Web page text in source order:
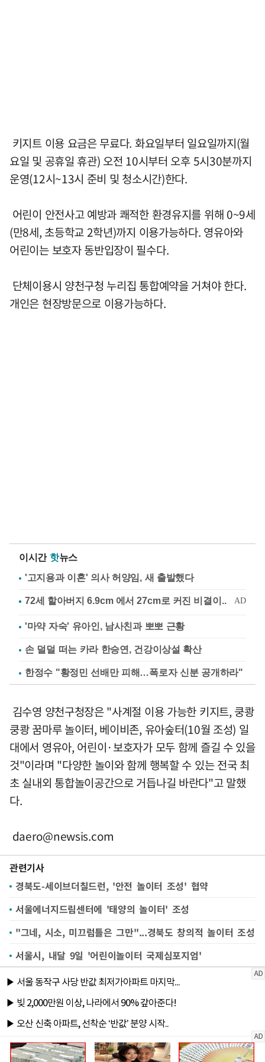
키지트 이용 요금은 무료다. 화요일부터 일요일까지(월
요일 및 공휴일 휴관) 오전 10시부터 오후 5시30분까지
운영(12시~13시 준비 및 청소시간)한다.
어린이 안전사고 예방과 쾌적한 환경유지를 위해 0~9세
(만8세, 초등학교 2학년)까지 이용가능하다. 영유아와
어린이는 보호자 동반입장이 필수다.
단체이용시 양천구청 누리집 통합예약을 거쳐야 한다.
개인은 현장방문으로 이용가능하다.
이시간 핫뉴스
'고지용과 이혼' 의사 허양임, 새 출발했다
'마약 자숙' 유아인, 남사친과 뽀뽀 근황
손 덜덜 떠는 카라 한승연, 건강이상설 확산
한정수 "황정민 선배만 피해…폭로자 신분 공개하라"
김수영 양천구청장은 "사계절 이용 가능한 키지트, 쿵쾅
쿵쾅 꿈마루 놀이터, 베이비존, 유아숲터(10월 조성) 일
대에서 영유아, 어린이·보호자가 모두 함께 즐길 수 있을
것"이라며 "다양한 놀이와 함께 행복할 수 있는 전국 최
초 실내외 통합놀이공간으로 거듭나길 바란다"고 말했
다.
daero@newsis.com
관련기사
경북도-세이브더칠드런, '안전 놀이터 조성' 협약
서울에너지드림센터에 '태양의 놀이터' 조성
"그네, 시소, 미끄럼틀은 그만"...경북도 창의적 놀이터 조성
서울시, 내달 9일 '어린이놀이터 국제심포지엄'